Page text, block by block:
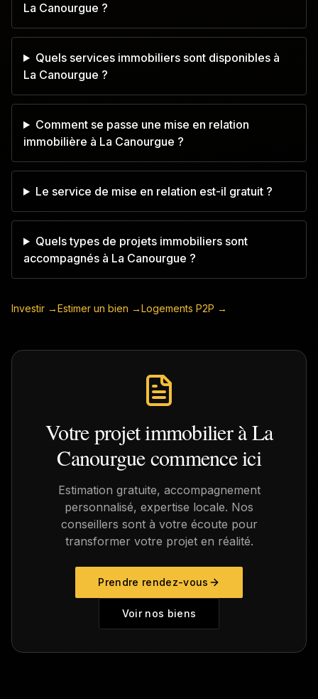
La Canourgue ?
Quels services immobiliers sont disponibles à
La Canourgue ?
Comment se passe une mise en relation
immobilière à La Canourgue ?
Le service de mise en relation est-il gratuit ?
Quels types de projets immobiliers sont
accompagnés à La Canourgue ?
Investir →Estimer un bien →Logements P2P →
Votre projet immobilier àLa
Canourguecommence ici
Estimation gratuite, accompagnement
personnalisé, expertise locale. Nos
conseillers sont à votre écoute pour
transformer votre projet en réalité.
Prendre rendez-vous
Voir nos biens